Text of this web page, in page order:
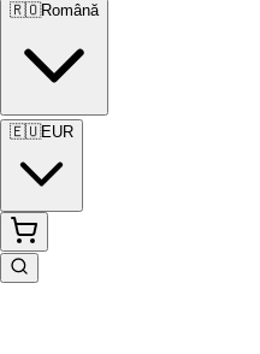
🇷🇴Română
🇪🇺EUR